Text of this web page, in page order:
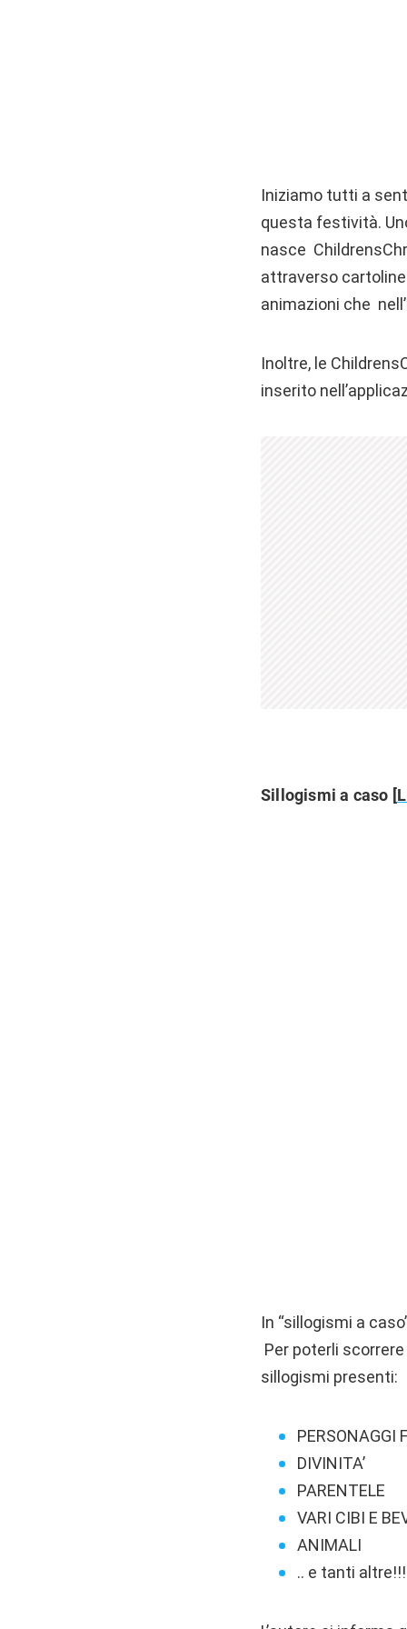
Iniziamo tutti a
questa festività.
nasce
attraverso cartoline
animazioni che
Inoltre, le
inserito
Sillogismi a caso [
In “sillogismi a
Per poterli
sillogismi presenti:
PERSONAGGI
DIVINITA’
PARENTELE
VARI CIBI E
ANIMALI
.. e tanti altre!!!